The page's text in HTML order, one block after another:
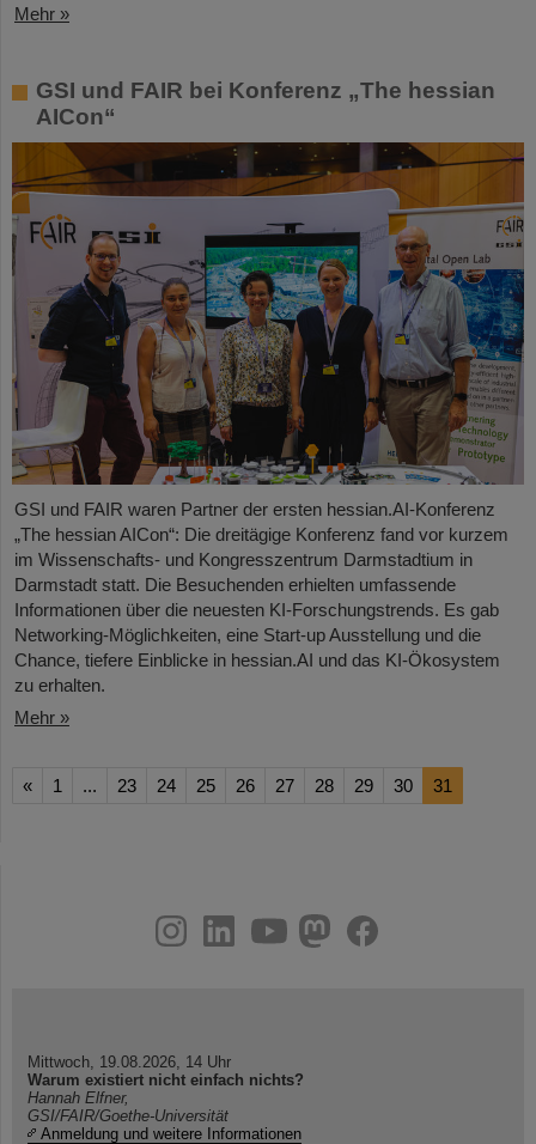
Mehr »
GSI und FAIR bei Konferenz „The hessian
AICon“
GSI und FAIR waren Partner der ersten hessian.AI-Konferenz
„The hessian AICon“: Die dreitägige Konferenz fand vor kurzem
im Wissenschafts- und Kongresszentrum Darmstadtium in
Darmstadt statt. Die Besuchenden erhielten umfassende
Informationen über die neuesten KI-Forschungstrends. Es gab
Networking-Möglichkeiten, eine Start-up Ausstellung und die
Chance, tiefere Einblicke in hessian.AI und das KI-Ökosystem
zu erhalten.
Mehr »
« 1 ... 23 24 25 26 27 28 29 30 31
youtube
helmholtz.social
facebook
Mittwoch, 19.08.2026, 14 Uhr
Warum existiert nicht einfach nichts?
Hannah Elfner,
GSI/FAIR/Goethe-Universität
Anmeldung und weitere Informationen